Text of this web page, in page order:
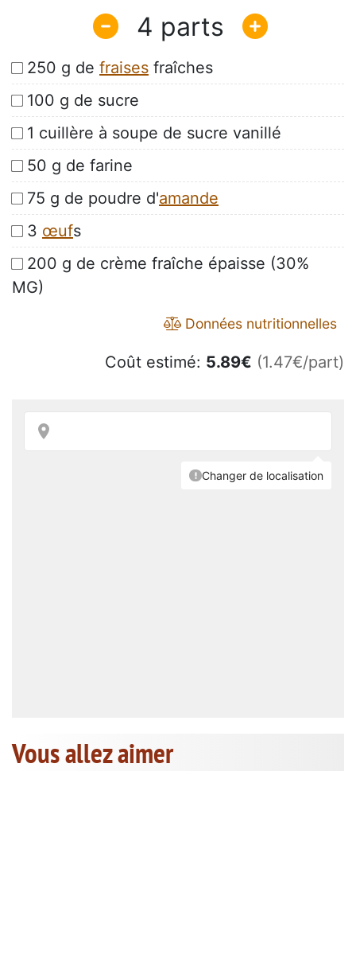
4
250 g de fraises fraîches
100 g de sucre
1 cuillère à soupe de sucre vanillé
50 g de farine
75 g de poudre d'amande
3 œufs
200 g de crème fraîche épaisse (30%
MG)
Données nutritionnelles
Coût estimé: 5.89€ (1.47€/part)
Vous allez aimer